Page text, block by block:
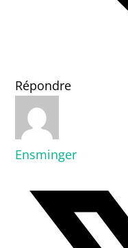
Répondre
Ensminger